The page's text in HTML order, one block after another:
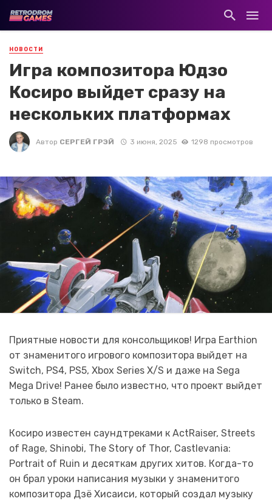
НОВОСТИ
Игра композитора Юдзо
Косиро выйдет сразу на
нескольких платформах
Автор СЕРГЕЙ ГРЭЙ 3 июня, 2025 1298 просмотров
Приятные новости для консольщиков! Игра Earthion
от знаменитого игрового композитора выйдет на
Switch, PS4, PS5, Xbox Series X/S и даже на Sega
Mega Drive! Ранее было известно, что проект выйдет
только в Steam.
Косиро известен саундтреками к ActRaiser, Streets
of Rage, Shinobi, The Story of Thor, Castlevania:
Portrait of Ruin и десяткам других хитов. Когда-то
он брал уроки написания музыки у знаменитого
композитора Дзё Хисаиси, который создал музыку